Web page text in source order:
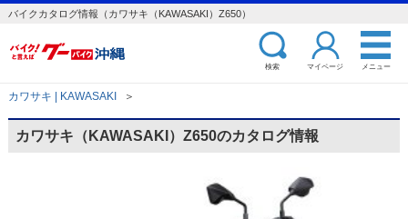
バイクカタログ情報（カワサキ（KAWASAKI）Z650）
検索 マイページ メニュー
カワサキ | KAWASAKI ＞
カワサキ（KAWASAKI）Z650のカタログ情報